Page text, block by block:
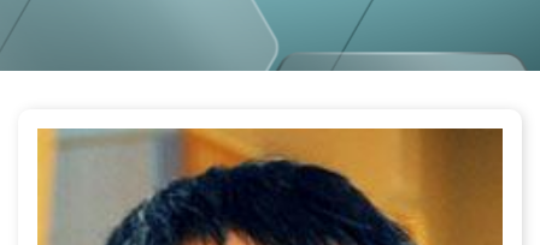
Open submenu (課程資訊)
Open submenu (重要連結)
重要連結
(link is external)